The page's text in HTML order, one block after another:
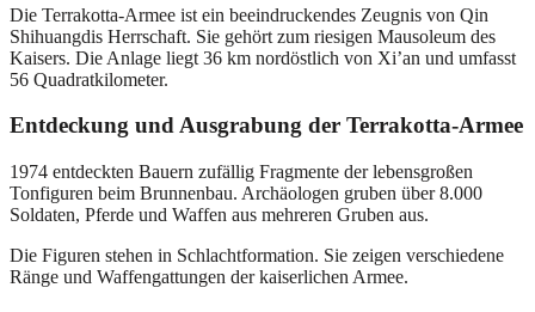
Die Terrakotta-Armee ist ein beeindruckendes Zeugnis von Qin
Shihuangdis Herrschaft. Sie gehört zum riesigen Mausoleum des
Kaisers. Die Anlage liegt 36 km nordöstlich von Xi’an und umfasst
56 Quadratkilometer.
Entdeckung und Ausgrabung der Terrakotta-Armee
1974 entdeckten Bauern zufällig Fragmente der lebensgroßen
Tonfiguren beim Brunnenbau. Archäologen gruben über 8.000
Soldaten, Pferde und Waffen aus mehreren Gruben aus.
Die Figuren stehen in Schlachtformation. Sie zeigen verschiedene
Ränge und Waffengattungen der kaiserlichen Armee.